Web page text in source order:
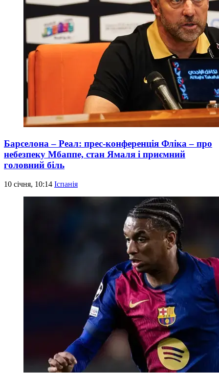
Барселона – Реал: прес-конференція Фліка – про
небезпеку Мбаппе, стан Ямаля і приємний
головний біль
10 січня, 10:14 Іспанія